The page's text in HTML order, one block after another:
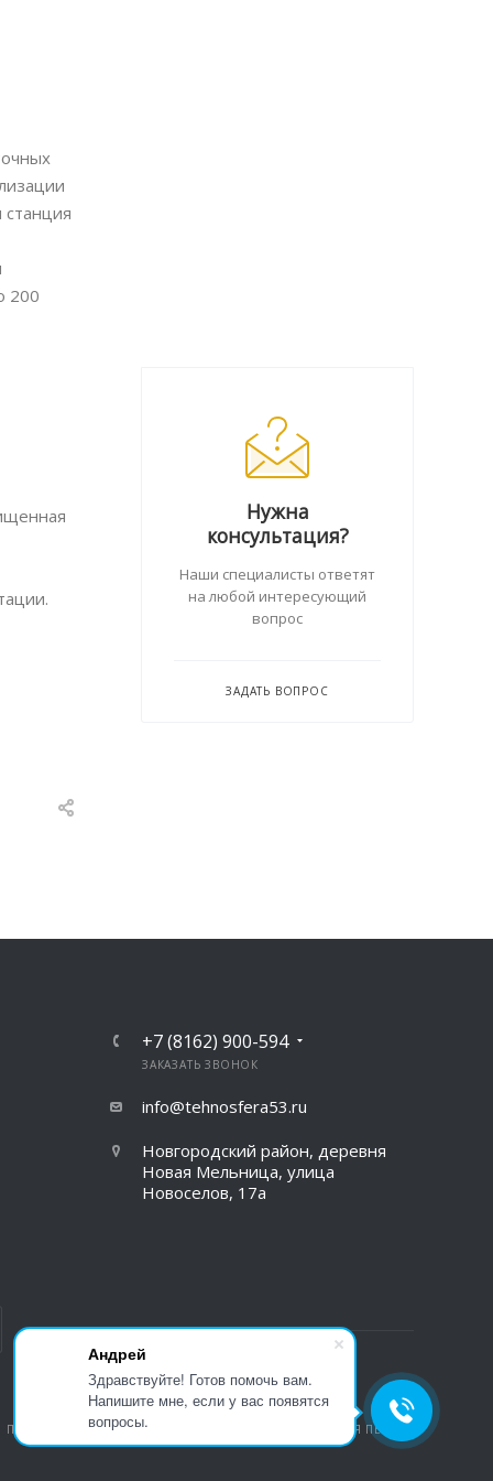
Андрей
Здравствуйте! Готов помочь вам.
Напишите мне, если у вас появятся
вопросы.
Нужна
консультация?
Наши специалисты ответят
на любой интересующий
вопрос
ЗАДАТЬ ВОПРОС
200
+7 (8162) 900-594
ЗАКАЗАТЬ ЗВОНОК
info@tehnosfera53.ru
Новгородский район, деревня
Новая Мельница, улица
Новоселов, 17а
ВЕРСИЯ ДЛЯ ПЕЧАТИ
ПОЛИТИКА КОНФИДЕНЦИАЛЬНОСТИ